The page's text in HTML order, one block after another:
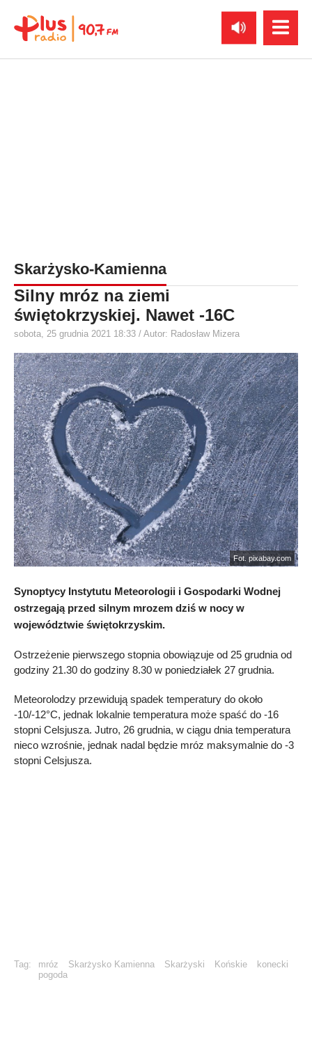
Skarżysko-Kamienna
Silny mróz na ziemi
świętokrzyskiej. Nawet -16C
sobota, 25 grudnia 2021 18:33 / Autor: Radosław Mizera
Fot. pixabay.com
Synoptycy Instytutu Meteorologii i Gospodarki Wodnej
ostrzegają przed silnym mrozem dziś w nocy w
województwie świętokrzyskim.
Ostrzeżenie pierwszego stopnia obowiązuje od 25 grudnia od
godziny 21.30 do godziny 8.30 w poniedziałek 27 grudnia.
Meteorolodzy przewidują spadek temperatury do około
-10/-12°C, jednak lokalnie temperatura może spaść do -16
stopni Celsjusza. Jutro, 26 grudnia, w ciągu dnia temperatura
nieco wzrośnie, jednak nadal będzie mróz maksymalnie do -3
stopni Celsjusza.
Tag: mróz Skarżysko Kamienna Skarżyski Końskie
konecki
pogoda